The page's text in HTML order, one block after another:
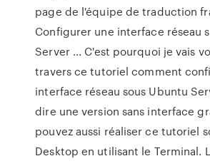
page de l'équipe de traduction
Configurer une interface réseau
Server ... C'est pourquoi je vais
travers ce tutoriel comment
interface réseau sous Ubuntu
dire une version sans interface
pouvez aussi réaliser ce tutoriel
Desktop en utilisant le Terminal.